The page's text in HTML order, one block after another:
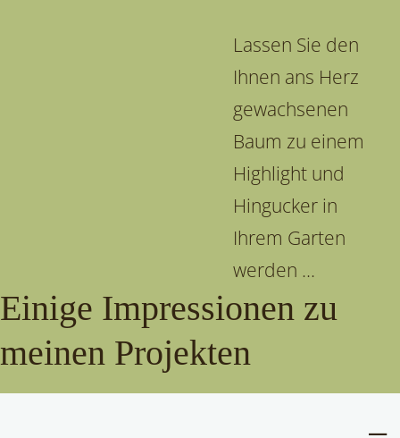
Lassen Sie den
Ihnen ans Herz
gewachsenen
Baum zu einem
Highlight und
Hingucker in
Ihrem Garten
werden ...
Einige Impressionen zu
meinen Projekten